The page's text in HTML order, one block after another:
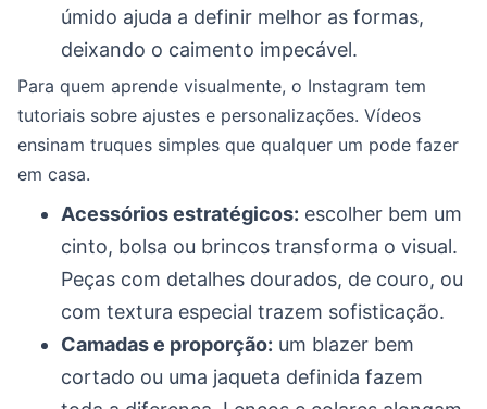
úmido ajuda a definir melhor as formas,
deixando o caimento impecável.
Para quem aprende visualmente, o Instagram tem
tutoriais sobre ajustes e personalizações. Vídeos
ensinam truques simples que qualquer um pode fazer
em casa.
Acessórios estratégicos: escolher bem um
cinto, bolsa ou brincos transforma o visual.
Peças com detalhes dourados, de couro, ou
com textura especial trazem sofisticação.
Camadas e proporção: um blazer bem
cortado ou uma jaqueta definida fazem